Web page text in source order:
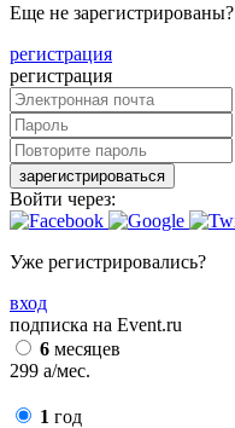
Еще не зарегистрированы?
регистрация
регистрация
зарегистрироваться
Войти через:
Уже регистрировались?
вход
подписка на Event.ru
6 месяцев
299 a/мес.
1 год